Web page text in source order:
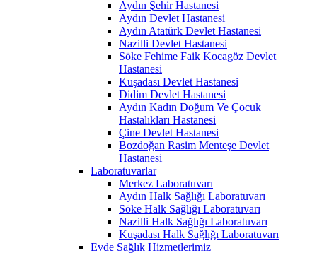
Aydın Şehir Hastanesi
Aydın Devlet Hastanesi
Aydın Atatürk Devlet Hastanesi
Nazilli Devlet Hastanesi
Söke Fehime Faik Kocagöz Devlet
Hastanesi
Kuşadası Devlet Hastanesi
Didim Devlet Hastanesi
Aydın Kadın Doğum Ve Çocuk
Hastalıkları Hastanesi
Çine Devlet Hastanesi
Bozdoğan Rasim Menteşe Devlet
Hastanesi
Laboratuvarlar
Merkez Laboratuvarı
Aydın Halk Sağlığı Laboratuvarı
Söke Halk Sağlığı Laboratuvarı
Nazilli Halk Sağlığı Laboratuvarı
Kuşadası Halk Sağlığı Laboratuvarı
Evde Sağlık Hizmetlerimiz